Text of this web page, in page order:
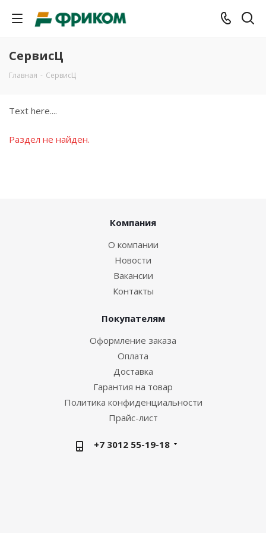
СервисЦ
Главная - СервисЦ
Text here....
Раздел не найден.
Компания
О компании
Новости
Вакансии
Контакты
Покупателям
Оформление заказа
Оплата
Доставка
Гарантия на товар
Политика конфиденциальности
Прайс-лист
+7 3012 55-19-18